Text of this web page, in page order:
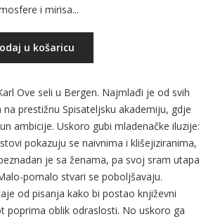
i mirisa...
u košaricu
Ove seli u Bergen. Najmlađi je od svih
prestižnu Spisateljsku akademiju, gdje
ambicije. Uskoro gubi mladenačke iluzije:
pokazuju se naivnima i klišejiziranima,
je sa ženama, pa svoj sram utapa
pomalo stvari se poboljšavaju.
od pisanja kako bi postao književni
poprima oblik odraslosti. No uskoro ga